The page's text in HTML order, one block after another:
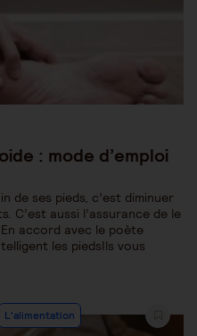
: mode d’emploi
de ses pieds, c’est diminuer
C’est aussi l’assurance de le
accord avec le poète
les piedsIls vous
L'alimentation